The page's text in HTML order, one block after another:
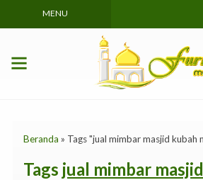
MENU
Beranda » Tags "jual mimbar masjid kubah
Tags jual mimbar